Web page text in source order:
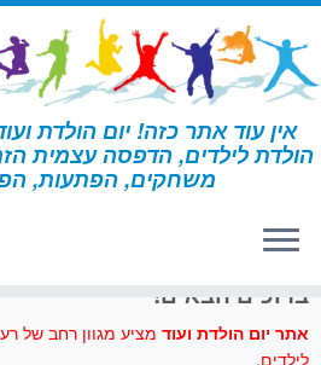
דלג
לתוכן
אין עוד אתר כזה! יום הולדת
הולדת לילדים, הדפסה עצמית
משחקים, הפתעות, דף הבית » מסכה
ברוכים הבאים!
אתר יום הולדת ועוד מציע מגוון רחב של
לילדים.